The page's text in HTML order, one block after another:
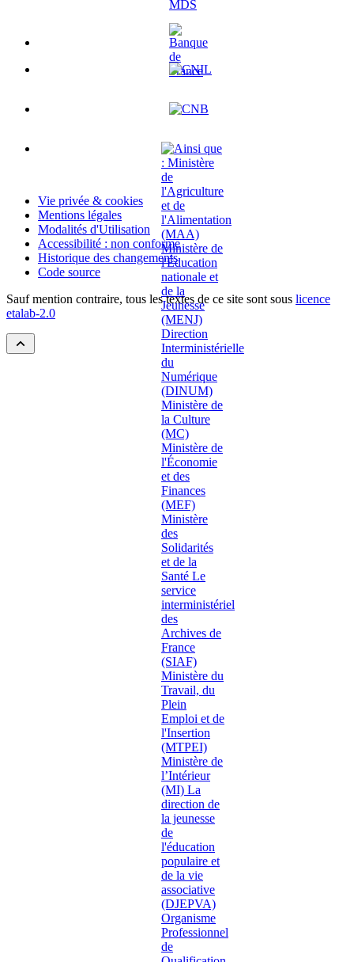
Vie privée & cookies
Mentions légales
Modalités d'Utilisation
Accessibilité : non conforme
Historique des changements
Code source
Sauf mention contraire, tous les textes de ce site sont sous licence
etalab-2.0